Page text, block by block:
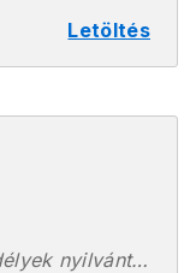
Letöltés
11.AEO kérelmek és engedélyek nyilvántartása.docx